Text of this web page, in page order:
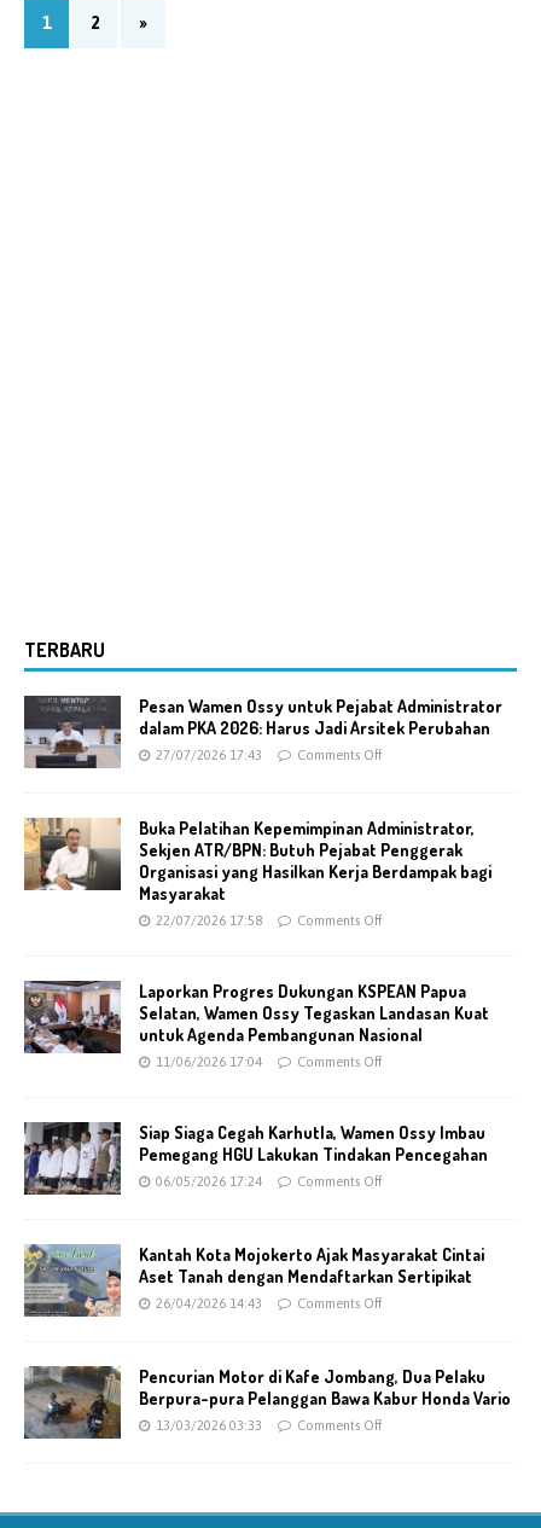
1 2 »
TERBARU
Pesan Wamen Ossy untuk Pejabat Administrator
dalam PKA 2026: Harus Jadi Arsitek Perubahan
27/07/2026 17:43 Comments Off
Buka Pelatihan Kepemimpinan Administrator,
Sekjen ATR/BPN: Butuh Pejabat Penggerak
Organisasi yang Hasilkan Kerja Berdampak bagi
Masyarakat
22/07/2026 17:58 Comments Off
Laporkan Progres Dukungan KSPEAN Papua
Selatan, Wamen Ossy Tegaskan Landasan Kuat
untuk Agenda Pembangunan Nasional
11/06/2026 17:04 Comments Off
Siap Siaga Cegah Karhutla, Wamen Ossy Imbau
Pemegang HGU Lakukan Tindakan Pencegahan
06/05/2026 17:24 Comments Off
Kantah Kota Mojokerto Ajak Masyarakat Cintai
Aset Tanah dengan Mendaftarkan Sertipikat
26/04/2026 14:43 Comments Off
Pencurian Motor di Kafe Jombang, Dua Pelaku
Berpura-pura Pelanggan Bawa Kabur Honda Vario
13/03/2026 03:33 Comments Off